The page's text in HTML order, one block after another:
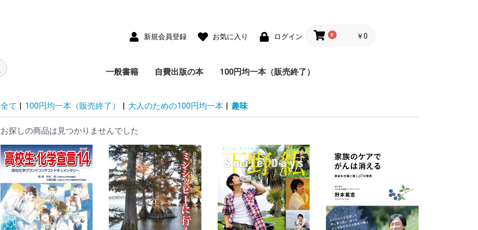
新規会員登録 お気に入り ログイン 0 ￥0
一般書籍
紙芝居)
学
ション
自費出版の本
ョン
紙芝居)
ション
学
100円均一本（販売終了）
本
本
全て | 100円均一本（販売終了） | 大人のための100円均一本 | 趣味
お探しの商品は見つかりませんでした